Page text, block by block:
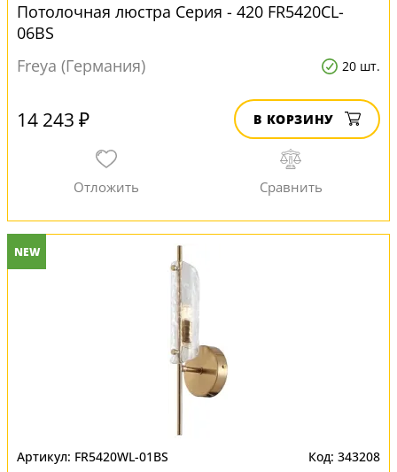
Потолочная люстра Серия - 420 FR5420CL-
06BS
Freya (Германия)
20 шт.
14 243 ₽ В КОРЗИНУ
NEW
FR5420WL-01BS 343208